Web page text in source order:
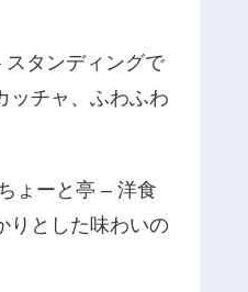
スタンディングで
ッチャ、ふわふわ
ょーと亭 – 洋食
りとした味わいの